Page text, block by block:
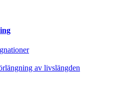
av livslängden